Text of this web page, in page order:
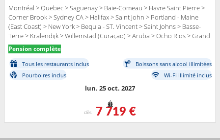
Montréal > Quebec > Saguenay > Baie-Comeau > Havre Saint Pierre >
Corner Brook > Sydney CA > Halifax > Saint John > Portland - Maine
(East Coast) > New York > Bequia - ST. Vincent > Saint Johns > Basse-
Terre > Kralendijk > Willemstad (Curaçao) > Aruba > Ocho Rios > Grand
Cayman > Miami
Pension complète
Tous les restaurants inclus
Boissons sans alcool illimitées
Pourboires inclus
Wi-Fi illimité inclus
lun. 25 oct. 2027
dès 7 719 €